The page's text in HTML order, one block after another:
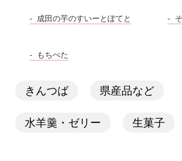
成田の芋のすいーとぽてと
もちぺた
きんつば 県産品など
水羊羹・ゼリー 生菓子